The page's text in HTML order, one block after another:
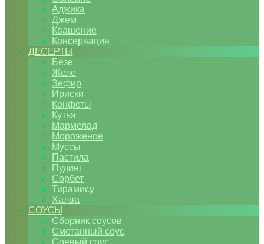
Аджика
Джем
Квашение
Консервация
ДЕСЕРТЫ
Безе
Желе
Зефир
Ириски
Конфеты
Кутья
Мармелад
Мороженое
Муссы
Пастила
Пудинг
Сорбет
Тирамису
Халва
СОУСЫ
Сборник соусов
Сметанный соус
Соевый соус